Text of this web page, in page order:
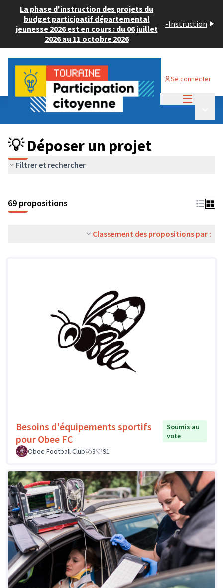
La phase d'instruction des projets du
budget participatif départemental
jeunesse 2026 est en cours : du 06 juillet
2026 au 11 octobre 2026
-Instruction
Se connecter
Budget Participatif ADULTE 2024
💡 Déposer un projet
💡 Déposer un projet
Filtrer et rechercher
69 propositions
Classement des propositions par :
Besoins d'équipements sportifs
pour Obee FC
Soumis au
vote
Obee Football Club
3 91